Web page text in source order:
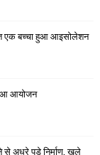
एक बच्चा हुआ आइसोलेशन
आयोजन
से अधूरे पड़े निर्माण, खुले